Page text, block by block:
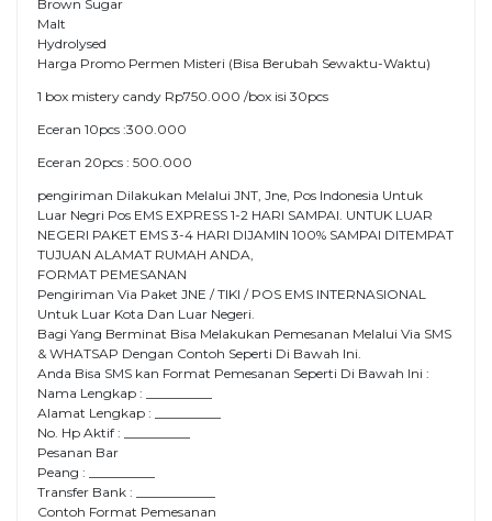
Brown Sugar
Malt
Hydrolysed
Harga Promo Permen Misteri (Bisa Berubah Sewaktu-Waktu)
1 box mistery candy Rp750.000 /box isi 30pcs
Eceran 10pcs :300.000
Eceran 20pcs : 500.000
pengiriman Dilakukan Melalui JNT, Jne, Pos Indonesia Untuk
Luar Negri Pos EMS EXPRESS 1-2 HARI SAMPAI. UNTUK LUAR
NEGERI PAKET EMS 3-4 HARI DIJAMIN 100% SAMPAI DITEMPAT
TUJUAN ALAMAT RUMAH ANDA,
FORMAT PEMESANAN
Pengiriman Via Paket JNE / TIKI / POS EMS INTERNASIONAL
Untuk Luar Kota Dan Luar Negeri.
Bagi Yang Berminat Bisa Melakukan Pemesanan Melalui Via SMS
& WHATSAP Dengan Contoh Seperti Di Bawah Ini.
Anda Bisa SMS kan Format Pemesanan Seperti Di Bawah Ini :
Nama Lengkap : __________
Alamat Lengkap : __________
No. Hp Aktif : __________
Pesanan Bar
Peang : __________
Transfer Bank : ____________
Contoh Format Pemesanan